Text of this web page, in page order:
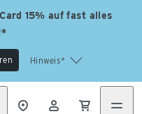
15% auf fast alles
Hinweis*